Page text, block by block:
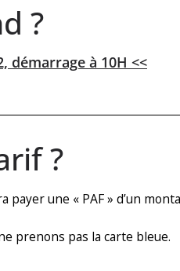
?
démarrage à 10H <<
?
une « PAF » d’un
prenons pas la carte bleue.